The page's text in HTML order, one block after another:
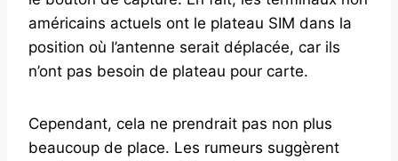
américains actuels ont le plateau SIM dans la
position où l’antenne serait déplacée, car ils
n’ont pas besoin de plateau pour carte.
Cependant, cela ne prendrait pas non plus
beaucoup de place. Les rumeurs suggèrent